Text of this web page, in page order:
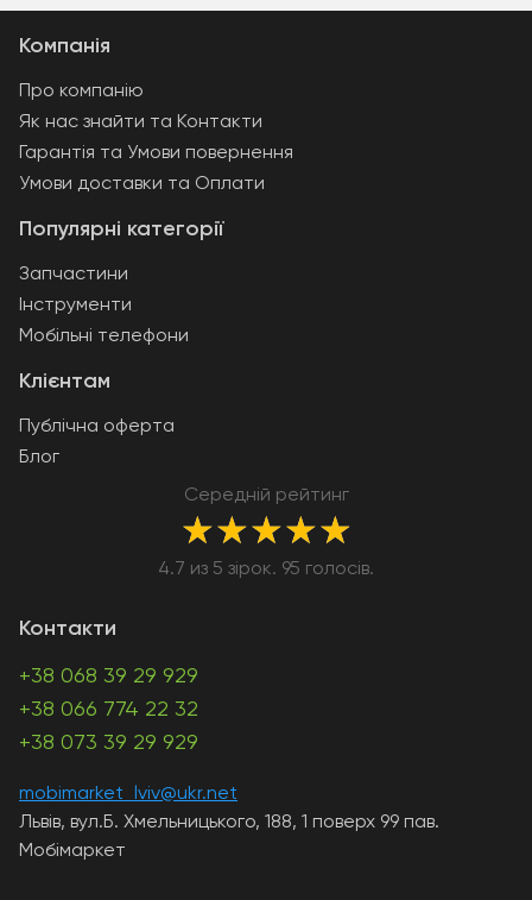
Контакти
+38 068 39 29 929
+38 066 774 22 32
+38 073 39 29 929
mobimarket_lviv@ukr.net
Львів, вул.Б. Хмельницького, 188, 1 поверх 99 пав.
Мобімаркет
Клієнтам
Публічна оферта
Блог
Середній рейтинг
★★★★★
4.7 из 5 зірок. 95 голосів.
Популярні категорії
Запчастини
Інструменти
Мобільні телефони
Компанія
Про компанію
Як нас знайти та Контакти
Гарантія та Умови повернення
Умови доставки та Оплати